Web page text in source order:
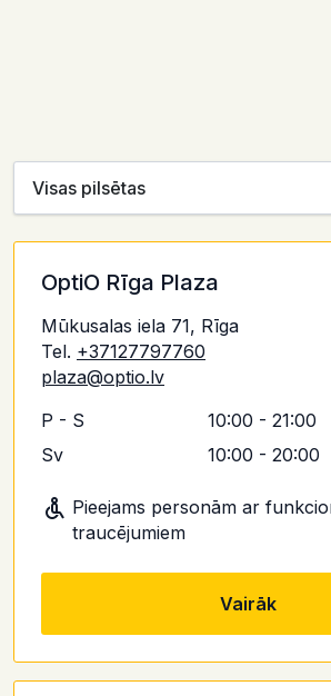
OptiO Rīga Plaza
Mūkusalas iela 71, Rīga
Tel. +37127797760
plaza@optio.lv
P - S
10:00 - 21:00
Sv
10:00 - 20:00
Pieejams personām ar
traucējumiem
Vairāk